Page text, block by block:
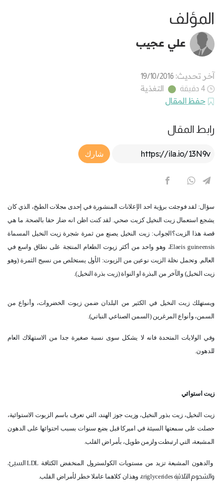
المؤلف
علي عجيب
آخر تحديث: 19/10/2016
4 دقيقة
التغذية
حفظ المقال
رابط المقال
Article Link
شارك
سؤال: لقد فوجئت برؤية احد الإعلانات المنشورة في إحدى مجلات الطبخ، الذي كان
يشجع استعمال زيت النخيل كزيت صحي. لقد كنت اظن انه ضار حقا بالصحة. ما هي
قصة هذا الزيت؟الجواب: زيت النخيل يصنع من ثمرة شجرة زيت النخيل المسماة
Elaeis guineensis، وهو واحد من أكثر زيوت الطعام المنتجة على نطاق واسع في
العالم. وتحمل نخلة الزيت نوعين من الزيوت: الأول يستخلص من نسيج الثمرة (وهو
زيت النخيل) والآخر من البذرة او النواة (زيت بذرة النخيل).
ويستهلك زيت النخيل في الكثير من البلدان ضمن زيوت الخضروات، وأنواع من
السمن، وأنواع المرغرين (السمن الصناعي النباتي).
وفي الولايات المتحدة فانه لا يشكل سوى نسبة صغيرة جدا من الاستهلاك العام
للدهون.
زيت استوائي
زيت النخيل، زيت بذور النخيل، وزيت جوز الهند، التي تعرف باسم الزيوت الاستوائية،
حصلت على سمعتها السيئة في اميركا قبل بضع سنوات بسبب احتوائها على الدهون
المشبعة، التي ارتبطت ولزمن طويل، بأمراض القلب.
والدهون المشبعة تزيد من مستويات الكولسترول المنخفض الكثافة LDL السيئ،
والشحوم الثلاثية triglycerides، وهذان كلاهما عاملا خطر لأمراض القلب.